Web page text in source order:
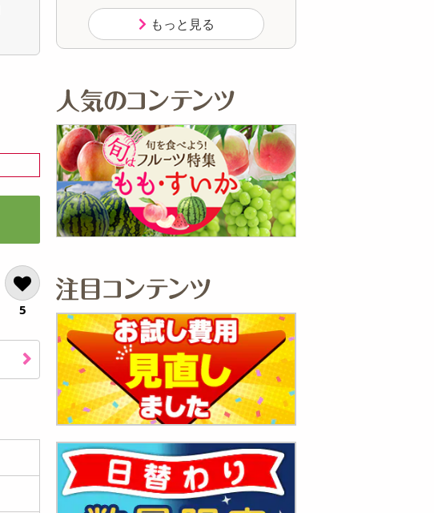
5
もっと見る